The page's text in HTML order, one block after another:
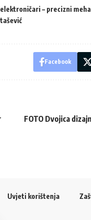
elektroničari – precizni
Facebook
FOTO Dvojica
Uvjeti korištenja